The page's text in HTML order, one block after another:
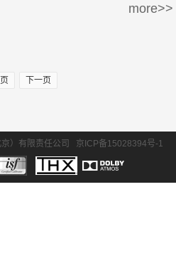
more>>
下一页
）有限责任公司 京ICP备15028394号-1